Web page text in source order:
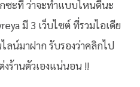
ซะที ว่าจะทำแบบไหนดีนะ
มี 3 เว็บไซต์ ที่รวมไอเดีย
น์มาฝาก รับรองว่าคลิกไป
ร้านตัวเองแน่นอน !!